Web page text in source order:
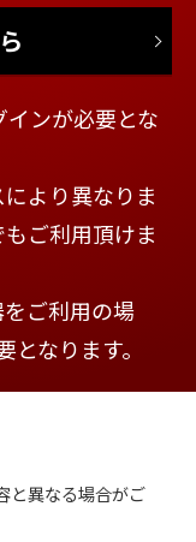
ンが必要とな
より異なりま
ご利用頂けま
ご利用の場
なります。
と異なる場合がご